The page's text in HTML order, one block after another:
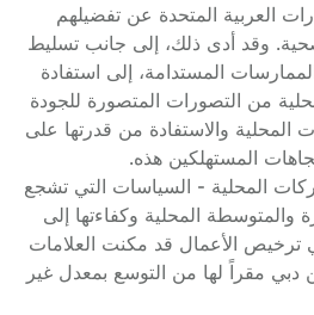
العربية المتحدة عن تفضيلهم
وقد أدى ذلك، إلى جانب تسليط
المستدامة، إلى استفادة
من التصورات المتصورة للجودة
المحلية والاستفادة من قدرتها على
المستهلكين هذه.
المحلية - السياسات التي تشجع
والمتوسطة المحلية وكفاءتها إلى
ترخيص الأعمال قد مكنت العلامات
دبي مقراً لها من التوسع بمعدل غير